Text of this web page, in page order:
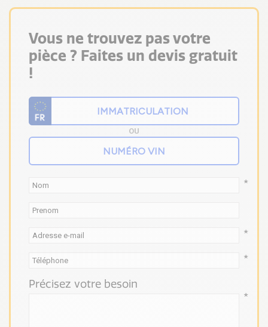
Vous ne trouvez pas votre
pièce ? Faites un devis gratuit
!
OU
*
*
*
Précisez votre besoin
*